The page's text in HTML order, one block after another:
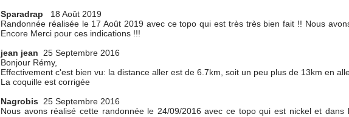
Sparadrap
18 Août 2019
Randonnée réalisée le 17 Août 2019 avec ce topo qui est très très bien fait !! Nous
Encore Merci pour ces indications !!!
jean jean
25 Septembre 2016
Bonjour Rémy,
Effectivement c'est bien vu: la distance aller est de 6.7km, soit un peu plus de 13km en
La coquille est corrigée
Nagrobis 25 Septembre 2016
Nous avons réalisé cette randonnée le 24/09/2016 avec ce topo qui est nickel et